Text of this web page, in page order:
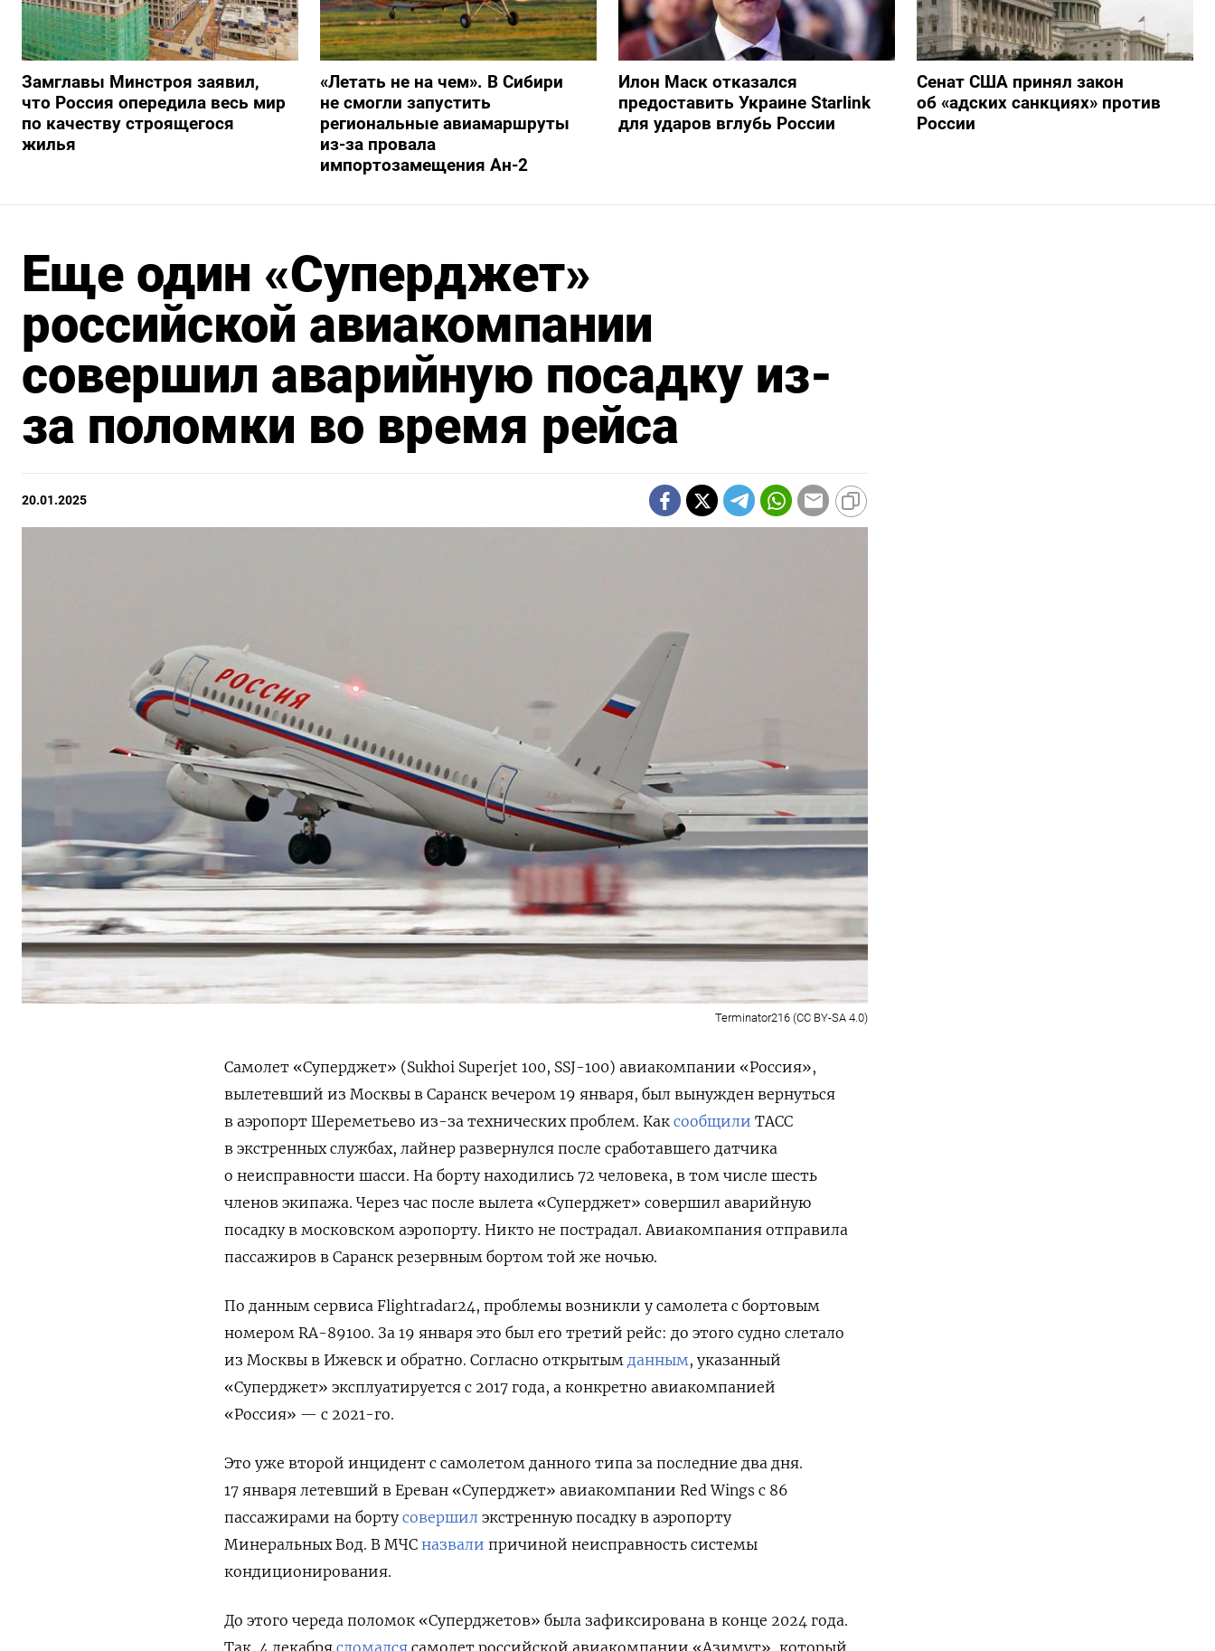
Замглавы Минстроя заявил,
что Россия опередила весь мир
по качеству строящегося
жилья
«Летать не на чем». В Сибири
не смогли запустить
региональные авиамаршруты
из-за провала
импортозамещения Ан-2
Илон Маск отказался
предоставить Украине Starlink
для ударов вглубь России
Сенат США принял закон
об «адских санкциях» против
России
Еще один «Суперджет»
российской авиакомпании
совершил аварийную посадку из-
за поломки во время рейса
20.01.2025
Terminator216 (CC BY-SA 4.0)
Самолет «Суперджет» (Sukhoi Superjet 100, SSJ-100) авиакомпании «Россия»,
вылетевший из Москвы в Саранск вечером 19 января, был вынужден вернуться
в аэропорт Шереметьево из-за технических проблем. Как сообщили ТАСС
в экстренных службах, лайнер развернулся после сработавшего датчика
о неисправности шасси. На борту находились 72 человека, в том числе шесть
членов экипажа. Через час после вылета «Суперджет» совершил аварийную
посадку в московском аэропорту. Никто не пострадал. Авиакомпания отправила
пассажиров в Саранск резервным бортом той же ночью.
По данным сервиса Flightradar24, проблемы возникли у самолета с бортовым
номером RA-89100. За 19 января это был его третий рейс: до этого судно слетало
из Москвы в Ижевск и обратно. Согласно открытым данным, указанный
«Суперджет» эксплуатируется с 2017 года, а конкретно авиакомпанией
«Россия» — с 2021-го.
Это уже второй инцидент с самолетом данного типа за последние два дня.
17 января летевший в Ереван «Суперджет» авиакомпании Red Wings с 86
пассажирами на борту совершил экстренную посадку в аэропорту
Минеральных Вод. В МЧС назвали причиной неисправность системы
кондиционирования.
До этого череда поломок «Суперджетов» была зафиксирована в конце 2024 года.
Так, 4 декабря сломался самолет российской авиакомпании «Азимут», который